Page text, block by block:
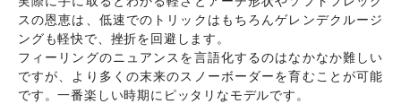
25-
26
個
スの恩恵は、低速でのトリックはもちろんゲレンデクルージ
ングも軽快で、挫折を回避します。
フィーリングのニュアンスを言語化するのはなかなか難しい
ですが、より多くの末来のスノーボーダーを育むことが可能
です。一番楽しい時期にピッタリなモデルです。